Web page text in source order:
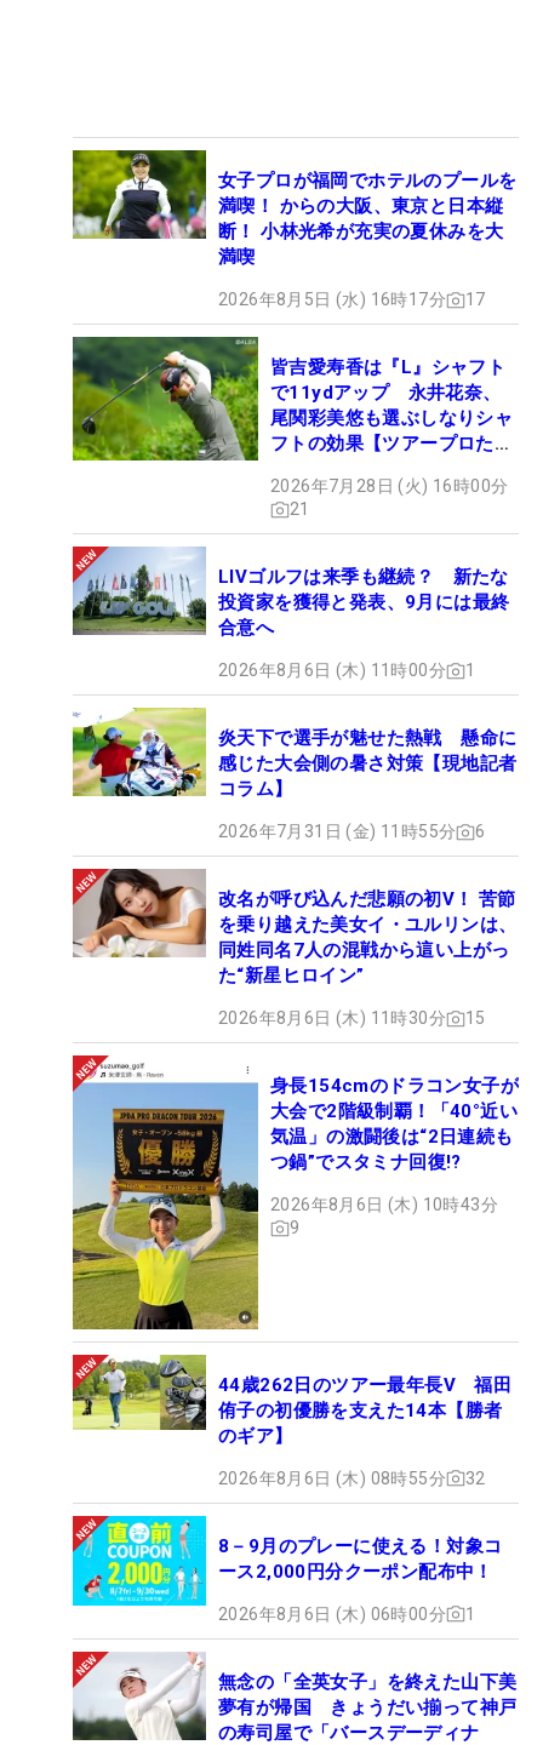
女子プロが福岡でホテルのプールを
満喫！ からの大阪、東京と日本縦
断！ 小林光希が充実の夏休みを大
満喫
2026年8月5日 (水) 16時17分 17
皆吉愛寿香は『L』シャフト
で11ydアップ 永井花奈、
尾関彩美悠も選ぶしなりシャ
フトの効果【ツアープロたち
2026年7月28日 (火) 16時00分
21
LIVゴルフは来季も継続？ 新たな
投資家を獲得と発表、9月には最終
合意へ
2026年8月6日 (木) 11時00分 1
炎天下で選手が魅せた熱戦 懸命に
感じた大会側の暑さ対策【現地記者
コラム】
2026年7月31日 (金) 11時55分 6
改名が呼び込んだ悲願の初V！ 苦節
を乗り越えた美女イ・ユルリンは、
同姓同名7人の混戦から這い上がっ
た“新星ヒロイン”
2026年8月6日 (木) 11時30分 15
身長154cmのドラコン女子が
大会で2階級制覇！「40°近い
気温」の激闘後は“2日連続も
つ鍋”でスタミナ回復!?
2026年8月6日 (木) 10時43分
9
44歳262日のツアー最年長V 福田
侑子の初優勝を支えた14本【勝者
のギア】
2026年8月6日 (木) 08時55分 32
8－9月のプレーに使える！対象コ
ース2,000円分クーポン配布中！
2026年8月6日 (木) 06時00分 1
無念の「全英女子」を終えた山下美
夢有が帰国 きょうだい揃って神戸
の寿司屋で「バースデーディナ